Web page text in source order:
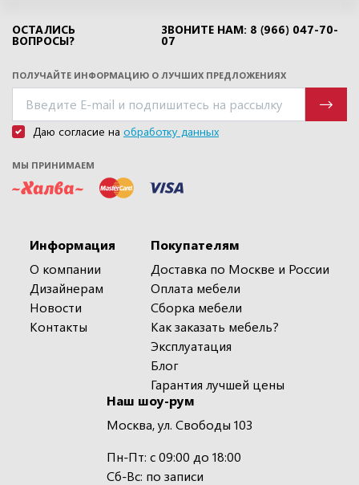
ОСТАЛИСЬ
ВОПРОСЫ?
ЗВОНИТЕ НАМ: 8 (966) 047-70-
07
ПОЛУЧАЙТЕ ИНФОРМАЦИЮ О ЛУЧШИХ ПРЕДЛОЖЕНИЯХ
Даю согласие на обработку данных
МЫ ПРИНИМАЕМ
Информация
О компании
Дизайнерам
Новости
Контакты
Покупателям
Доставка по Москве и России
Оплата мебели
Сборка мебели
Как заказать мебель?
Эксплуатация
Блог
Гарантия лучшей цены
Наш шоу-рум
Москва, ул. Свободы 103
Пн-Пт: с 09:00 до 18:00
Сб-Вс: по записи